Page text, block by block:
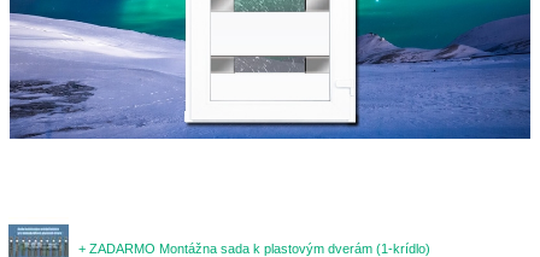
+ ZADARMO Montážna sada k plastovým dverám (1-krídlo)